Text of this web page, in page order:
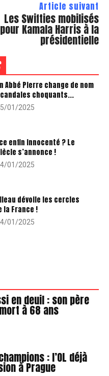
Article suivant
Les Swifties mobilisés
pour Kamala Harris à la
présidentielle
Abbé Pierre change de nom
choquants...
01/2025
enfin innocenté ? Le
s’annonce !
01/2025
dévoile les cercles
la France !
01/2025
en deuil : son père
à 68 ans
: l’OL déjà
à Prague